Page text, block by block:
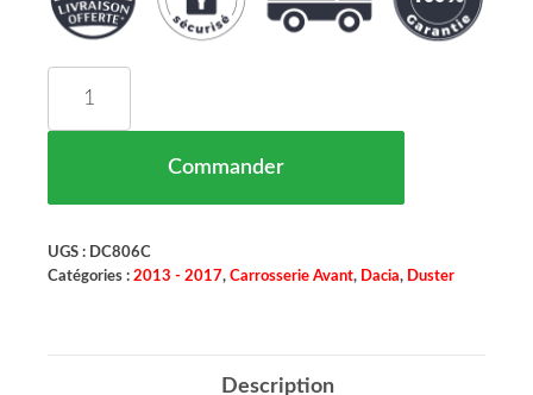
Commander
UGS : DC806C
Catégories : 2013 - 2017, Carrosserie Avant, Dacia, Duster
Description